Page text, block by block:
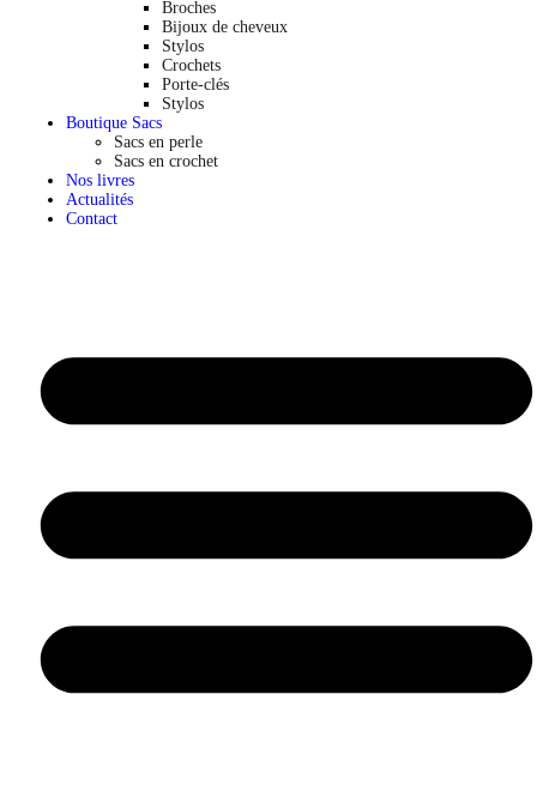
Broches
Bijoux de cheveux
Stylos
Crochets
Porte-clés
Stylos
Boutique Sacs
Sacs en perle
Sacs en crochet
Nos livres
Actualités
Contact